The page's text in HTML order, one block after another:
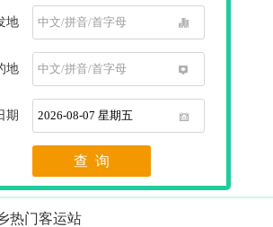
地
地
1
期
1
查 询
热门客运站